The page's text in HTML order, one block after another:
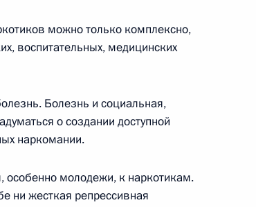
Правительства
Франции Жаком
можно только комплексно,
воспитательных, медицинских
Болезнь и социальная,
о создании доступной
наркомании.
особенно молодежи, к наркотикам.
ни жесткая репрессивная